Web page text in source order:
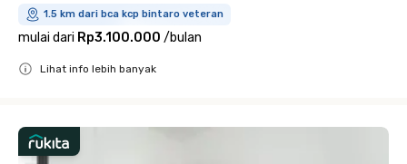
1.5 km dari bca kcp bintaro veteran
mulai dari Rp3.100.000 /bulan
Lihat info lebih banyak